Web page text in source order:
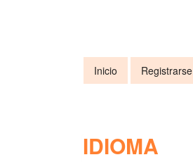
Inicio Registrarse
IDIOMA